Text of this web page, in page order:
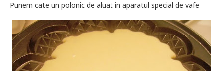
Punem cate un polonic de aluat in aparatul special de vafe